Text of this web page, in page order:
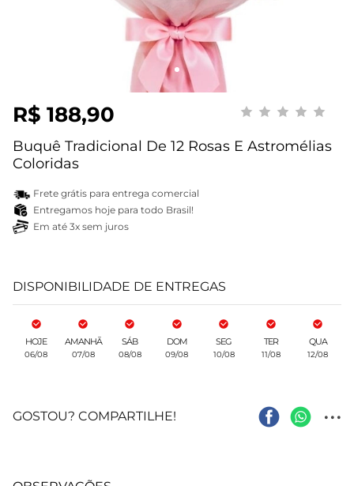
R$ 188,90
Buquê Tradicional De 12 Rosas E Astromélias
Coloridas
Frete grátis para entrega comercial
Entregamos hoje para todo Brasil!
Em até 3x sem juros
DISPONIBILIDADE DE ENTREGAS
HOJE
06/08
AMANHÃ
07/08
SÁB
08/08
DOM
09/08
SEG
10/08
TER
11/08
QUA
12/08
GOSTOU? COMPARTILHE! ...